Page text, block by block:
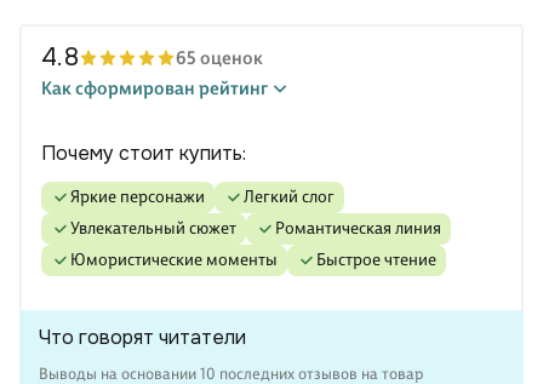
4.8
65 оценок
Как сформирован рейтинг
Почему стоит купить:
яркие персонажи
легкий слог
увлекательный сюжет
романтическая линия
юмористические моменты
быстрое чтение
Что говорят читатели
Выводы на основании 10 последних отзывов на товар